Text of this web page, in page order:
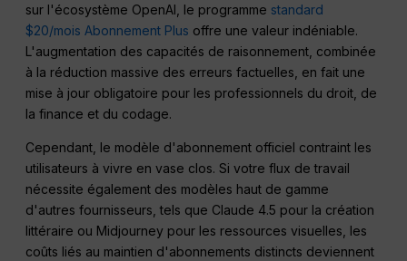
sur l'écosystème OpenAI, le programme standard
$20/mois Abonnement Plus offre une valeur indéniable.
L'augmentation des capacités de raisonnement, combinée
à la réduction massive des erreurs factuelles, en fait une
mise à jour obligatoire pour les professionnels du droit, de
la finance et du codage.
Cependant, le modèle d'abonnement officiel contraint les
utilisateurs à vivre en vase clos. Si votre flux de travail
nécessite également des modèles haut de gamme
d'autres fournisseurs, tels que Claude 4.5 pour la création
littéraire ou Midjourney pour les ressources visuelles, les
coûts liés au maintien d'abonnements distincts deviennent